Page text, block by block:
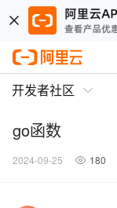
开发者社区
go函数
2024-09-25 180